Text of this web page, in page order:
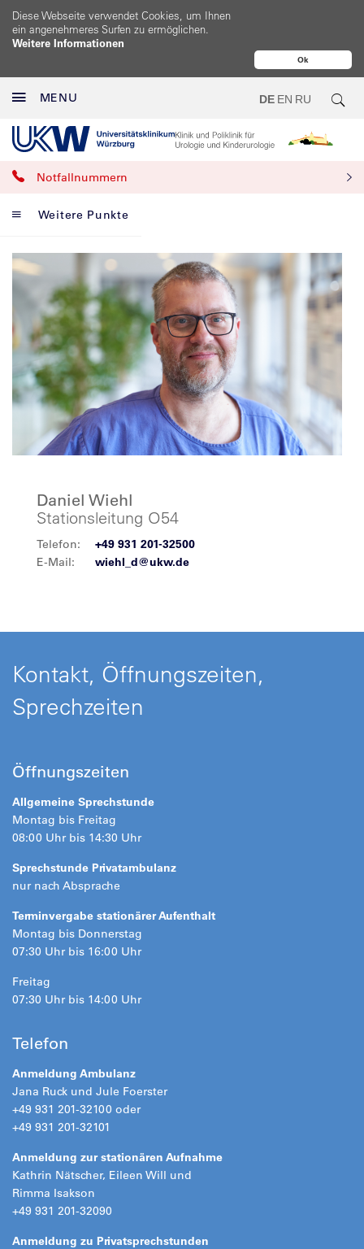
Ok
Diese Webseite verwendet Cookies, um Ihnen
ein angenehmeres Surfen zu ermöglichen.
Weitere Informationen
MENU DE EN RU
Notfallnummern
Weitere Punkte
Daniel Wiehl
Stationsleitung O54
Telefon:
+49 931 201-32500
E-Mail:
wiehl_d@ukw.de
Kontakt, Öffnungszeiten,
Sprechzeiten
Öffnungszeiten
Allgemeine Sprechstunde
Montag bis Freitag
08:00 Uhr bis 14:30 Uhr
Sprechstunde Privatambulanz
nur nach Absprache
Terminvergabe stationärer Aufenthalt
Montag bis Donnerstag
07:30 Uhr bis 16:00 Uhr
Freitag
07:30 Uhr bis 14:00 Uhr
Telefon
Anmeldung Ambulanz
Jana Ruck und Jule Foerster
+49 931 201-32100 oder
+49 931 201-32101
Anmeldung zur stationären Aufnahme
Kathrin Nätscher, Eileen Will und
Rimma Isakson
+49 931 201-32090
Anmeldung zu Privatsprechstunden